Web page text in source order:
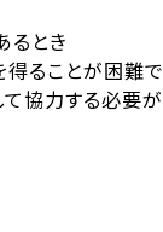
るとき
ることが困難
力する必要